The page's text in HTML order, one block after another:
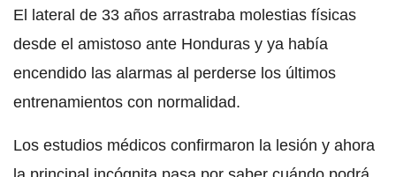
El lateral de 33 años arrastraba molestias físicas
desde el amistoso ante Honduras y ya había
encendido las alarmas al perderse los últimos
entrenamientos con normalidad.
Los estudios médicos confirmaron la lesión y ahora